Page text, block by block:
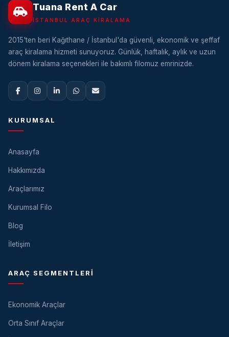
Tuana Rent A Car
İSTANBUL ARAÇ KIRALAMA
2015'ten beri Kağıthane / İstanbul'da güvenli, ekonomik ve şeffaf
araç kiralama hizmeti sunuyoruz. Günlük, haftalık, aylık ve uzun
dönem kiralama seçenekleri ile bakımlı filomuz emrinizde.
KURUMSAL
Anasayfa
Hakkımızda
Araçlarımız
Kurumsal Filo
Blog
İletişim
ARAÇ SEGMENTLERI
Ekonomik Araçlar
Orta Sınıf Araçlar